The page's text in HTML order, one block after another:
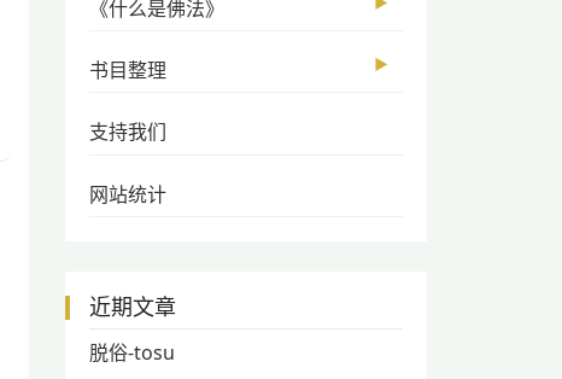
《什么是佛法》
书目整理 ▶
支持我们
网站统计
近期文章
脱俗-tosu